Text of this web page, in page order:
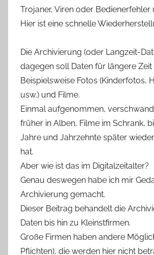
Trojaner, Viren oder Bedienerfehler
Hier ist eine schnelle
Die Archivierung (oder Langzeit-
dagegen soll Daten für längere Zeit
Beispielsweise Fotos (Kinderfotos,
usw.) und Filme.
Einmal aufgenommen,
früher in Alben, Filme im Schrank,
Jahre und Jahrzehnte später
hat.
Aber wie ist das im Digitalzeitalter?
Genau deswegen habe ich mir
Archivierung gemacht.
Dieser Beitrag behandelt die
Daten bis hin zu Kleinstfirmen.
Große Firmen haben andere
Pflichten), die werden hier nicht